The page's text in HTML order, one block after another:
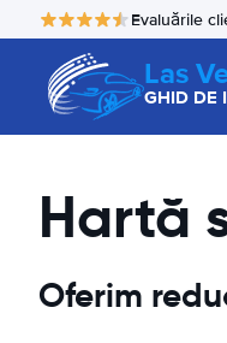
Evaluările
Las
GHID DE
Hartă
Oferim